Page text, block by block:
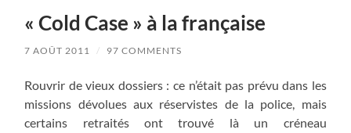
« Cold Case » à la française
7 AOÛT 2011 / 97 COMMENTS
Rouvrir de vieux dossiers : ce n’était pas prévu dans les
missions dévolues aux réservistes de la police, mais
certains retraités ont trouvé là un créneau